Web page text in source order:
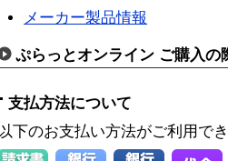
メーカー製品情報
ぷらっとオンライン ご購入の
支払方法について
下のお支払い方法がご利用で